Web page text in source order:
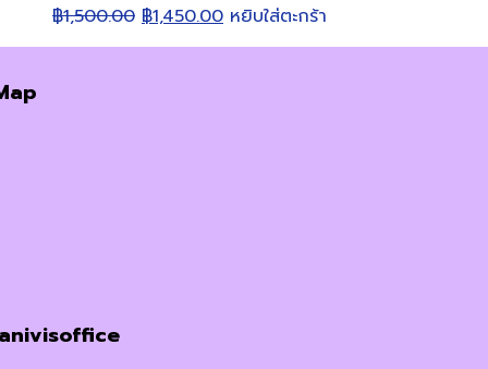
฿1,500.00 Original
price
฿1,450.00Current
price
หยิบใส่ตะกร้า